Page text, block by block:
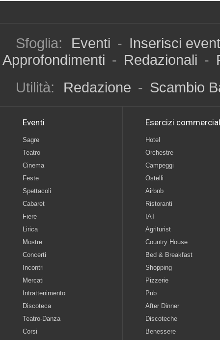
Sfoglia: Eventi - Inserisci
Approfondimenti - Redazionali -
Utilità:
Redazione - Scambio
Eventi
Sagre
Teatro
Cinema
Feste
Spettacoli
Cabaret
Fiere
Lirica
Mostre
Concerti
Incontri
Mercati
Intrattenimento
Discoteca
Teatro-Danza
Corsi
Esercizi
Hotel
Orchestre
Campeggi
Ostelli
Airbnb
Ristoranti
IAT
Agriturist
Country House
Bed & Breakfast
Shopping
Pizzerie
Pub
After Dinner
Discoteche
Benessere